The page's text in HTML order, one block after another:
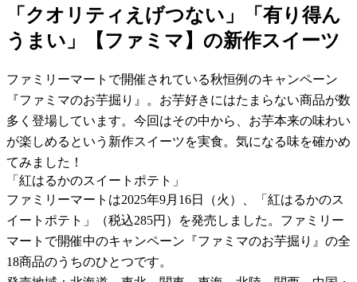
「クオリティえげつない」「有り得ん
うまい」【ファミマ】の新作スイーツ
ファミリーマートで開催されている秋恒例のキャンペーン
『ファミマのお芋掘り』。お芋好きにはたまらない商品が数
多く登場しています。今回はその中から、お芋本来の味わい
が楽しめるという新作スイーツを実食。気になる味を確かめ
てみました！
「紅はるかのスイートポテト」
ファミリーマートは2025年9月16日（火）、「紅はるかのス
イートポテト」（税込285円）を発売しました。ファミリー
マートで開催中のキャンペーン『ファミマのお芋掘り』の全
18商品のうちのひとつです。